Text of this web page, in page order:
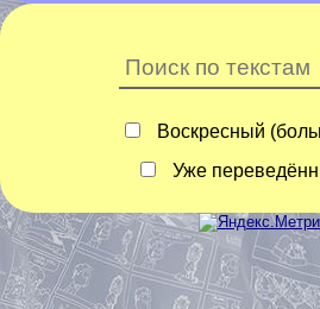
Воскресный
Уже